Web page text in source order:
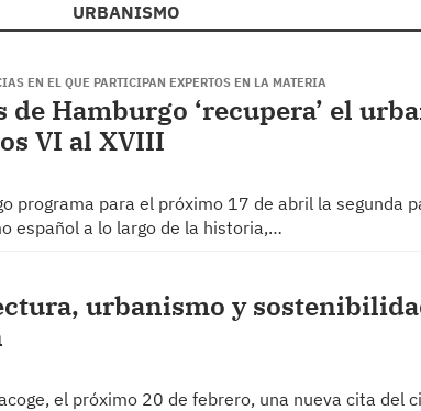
URBANISMO
EN EL QUE PARTICIPAN EXPERTOS EN LA MATERIA
Hamburgo ‘recupera’ el
VI al XVIII
programa para el próximo 17 de abril la segunda
español a lo largo de la historia,…
urbanismo y
el próximo 20 de febrero, una nueva cita del